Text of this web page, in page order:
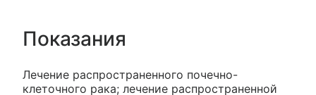
Показания
Лечение распространенного почечно-
клеточного рака; лечение распространенной